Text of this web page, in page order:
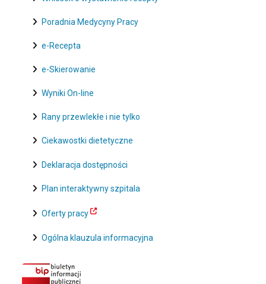
Poradnia Medycyny Pracy
e-Recepta
e-Skierowanie
Wyniki On-line
Rany przewlekłe i nie tylko
Ciekawostki dietetyczne
Deklaracja dostępności
Plan interaktywny szpitala
Oferty pracy
Ogólna klauzula informacyjna